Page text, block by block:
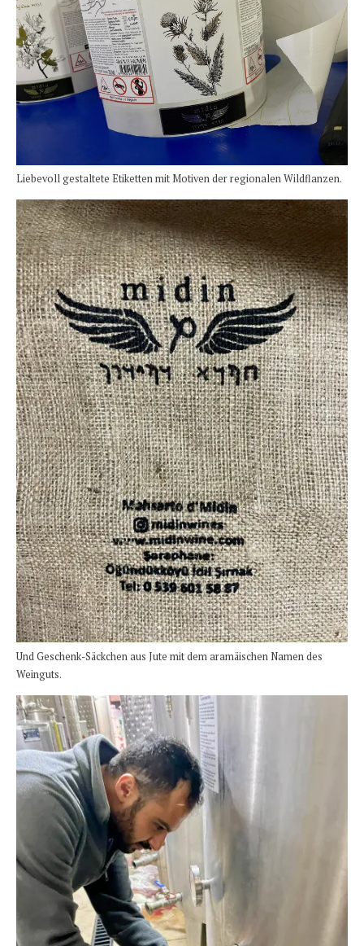
Liebevoll gestaltete Etiketten mit Motiven der regionalen Wildflanzen.
Und Geschenk-Säckchen aus Jute mit dem aramäischen Namen des
Weinguts.